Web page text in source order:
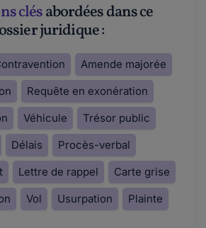
clésabordées dans ce
juridique :
Amende majorée
Requête en exonération
Véhicule
Trésor public
Délais
Procès-verbal
Lettre de rappel
Carte grise
Vol Usurpation Plainte